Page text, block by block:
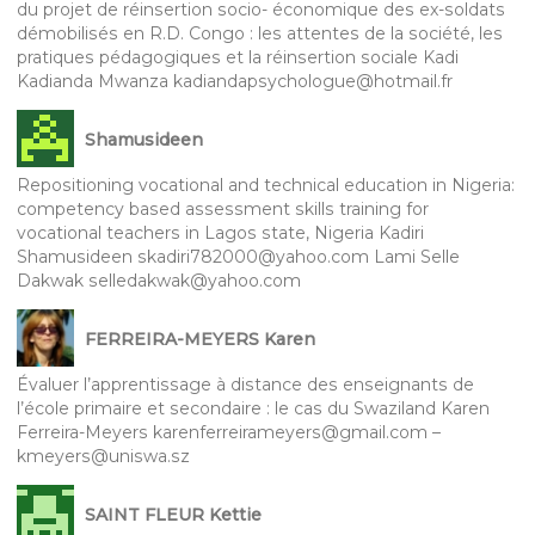
du projet de réinsertion socio- économique des ex-soldats
démobilisés en R.D. Congo : les attentes de la société, les
pratiques pédagogiques et la réinsertion sociale Kadi
Kadianda Mwanza kadiandapsychologue@hotmail.fr
Shamusideen
Repositioning vocational and technical education in Nigeria:
competency based assessment skills training for
vocational teachers in Lagos state, Nigeria Kadiri
Shamusideen skadiri782000@yahoo.com Lami Selle
Dakwak selledakwak@yahoo.com
FERREIRA-MEYERS Karen
Évaluer l’apprentissage à distance des enseignants de
l’école primaire et secondaire : le cas du Swaziland Karen
Ferreira-Meyers karenferreirameyers@gmail.com –
kmeyers@uniswa.sz
SAINT FLEUR Kettie